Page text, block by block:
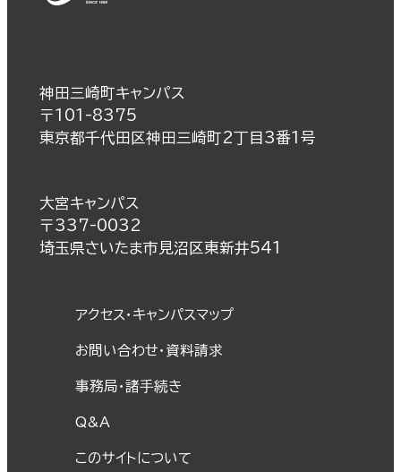
神田三崎町キャンパス
〒101-8375
東京都千代田区神田三崎町2丁目3番1号
大宮キャンパス
〒337-0032
埼玉県さいたま市見沼区東新井541
アクセス・キャンパスマップ
お問い合わせ・資料請求
事務局・諸⼿続き
Q&A
このサイトについて